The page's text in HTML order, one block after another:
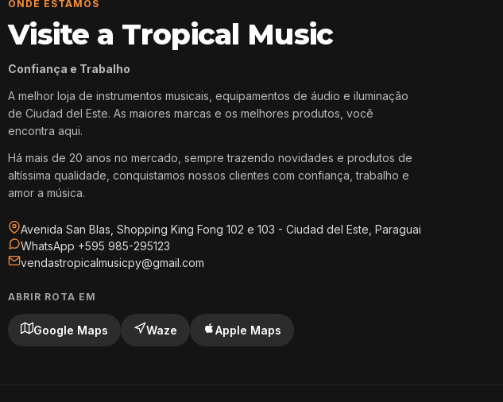
ONDE ESTAMOS
Visite a Tropical Music
Confiança e Trabalho
A melhor loja de instrumentos musicais, equipamentos de áudio e iluminação
de Ciudad del Este. As maiores marcas e os melhores produtos, você
encontra aqui.
Há mais de 20 anos no mercado, sempre trazendo novidades e produtos de
altíssima qualidade, conquistamos nossos clientes com confiança, trabalho e
amor a música.
Avenida San Blas, Shopping King Fong 102 e 103 - Ciudad del Este, Paraguai
WhatsApp +595 985-295123
vendastropicalmusicpy@gmail.com
ABRIR ROTA EM
Google Maps Waze Apple Maps